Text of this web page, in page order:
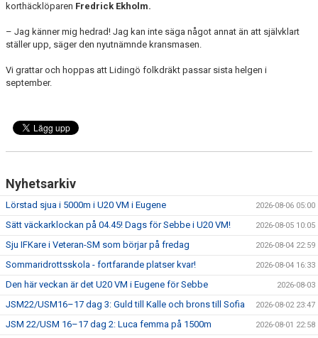
korthäcklöparen Fredrick Ekholm.
– Jag känner mig hedrad! Jag kan inte säga något annat än att självklart
ställer upp, säger den nyutnämnde kransmasen.
Vi grattar och hoppas att Lidingö folkdräkt passar sista helgen i
september.
Nyhetsarkiv
Lörstad sjua i 5000m i U20 VM i Eugene 2026-08-06 05:00
Sätt väckarklockan på 04.45! Dags för Sebbe i U20 VM! 2026-08-05 10:05
Sju IFKare i Veteran-SM som börjar på fredag 2026-08-04 22:59
Sommaridrottsskola - fortfarande platser kvar! 2026-08-04 16:33
Den här veckan är det U20 VM i Eugene för Sebbe 2026-08-03
JSM22/USM16–17 dag 3: Guld till Kalle och brons till Sofia 2026-08-02 23:47
JSM 22/USM 16–17 dag 2: Luca femma på 1500m 2026-08-01 22:58